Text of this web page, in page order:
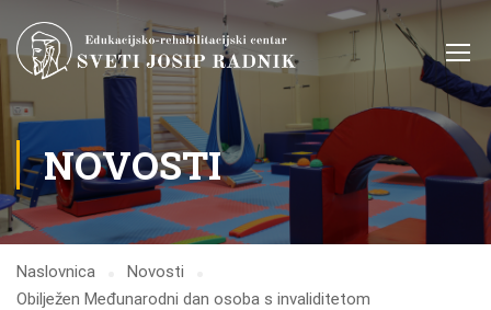
NOVOSTI
Naslovnica
Novosti
Obilježen Međunarodni dan osoba s invaliditetom